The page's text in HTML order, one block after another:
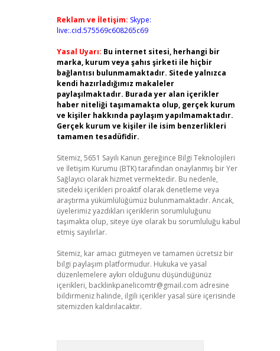
Reklam ve İletişim: Skype:
live:.cid.575569c608265c69
Yasal Uyarı: Bu internet sitesi, herhangi bir
marka, kurum veya şahıs şirketi ile hiçbir
bağlantısı bulunmamaktadır. Sitede yalnızca
kendi hazırladığımız makaleler
paylaşılmaktadır. Burada yer alan içerikler
haber niteliği taşımamakta olup, gerçek kurum
ve kişiler hakkında paylaşım yapılmamaktadır.
Gerçek kurum ve kişiler ile isim benzerlikleri
tamamen tesadüfidir.
Sitemiz, 5651 Sayılı Kanun gereğince Bilgi Teknolojileri
ve İletişim Kurumu (BTK) tarafından onaylanmış bir Yer
Sağlayıcı olarak hizmet vermektedir. Bu nedenle,
sitedeki içerikleri proaktif olarak denetleme veya
araştırma yükümlülüğümüz bulunmamaktadır. Ancak,
üyelerimiz yazdıkları içeriklerin sorumluluğunu
taşımakta olup, siteye üye olarak bu sorumluluğu kabul
etmiş sayılırlar.
Sitemiz, kar amacı gütmeyen ve tamamen ücretsiz bir
bilgi paylaşım platformudur. Hukuka ve yasal
düzenlemelere aykırı olduğunu düşündüğünüz
içerikleri, backlinkpanelicomtr@gmail.com adresine
bildirmeniz halinde, ilgili içerikler yasal süre içerisinde
sitemizden kaldırılacaktır.